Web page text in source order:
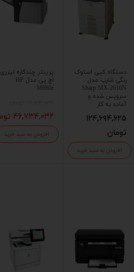
دستگاه کپی استوک
رنگی شارپ مدل
Sharp MX-2610N
سرویس شده و
آماده به کار
۱۲۴,۶۹۴,۶۲۵
تومان
افزودن به سبد خرید
پرینتر چندکاره لیزری
اچ پی مدل HP
M680z
۴۶,۷۳۴,۰۳۲ تومان
افزودن به سبد خرید